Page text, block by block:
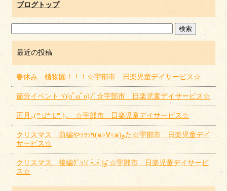
ブログトップ
最近の投稿
春休み 植物園！！！☆宇部市 日楽児童デイサービス☆
節分イベントヾ(oﾟωﾟo)ﾉﾞ☆宇部市 日楽児童デイサービス☆
正月⸜(* ॑꒳ ॑* )⸝ ☆宇部市 日楽児童デイサービス☆
クリスマス 前編やｯｯｯ٩(๑>∀<๑)وた☆宇部市 日楽児童デイ
サービス☆
クリスマス 後編ｸﾞｯ!( •̀ᴗ•́ )و ̑̑☆宇部市 日楽児童デイサービ
ス☆